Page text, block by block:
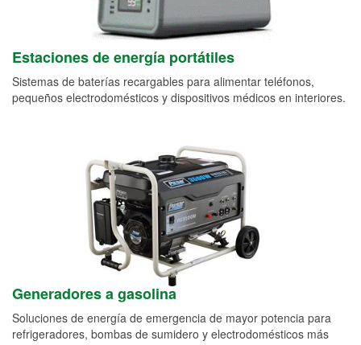
Estaciones de energía portátiles
Sistemas de baterías recargables para alimentar teléfonos,
pequeños electrodomésticos y dispositivos médicos en interiores.
Generadores a gasolina
Soluciones de energía de emergencia de mayor potencia para
refrigeradores, bombas de sumidero y electrodomésticos más